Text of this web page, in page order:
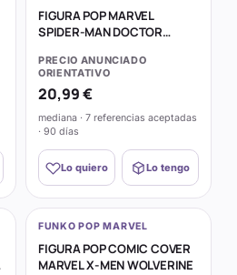
FIGURA POP MARVEL
SPIDER-MAN DOCTOR
PRECIO ANUNCIADO
ORIENTATIVO
20,99 €
mediana · 7 referencias aceptadas
· 90 días
Lo quiero Lo tengo
FUNKO POP MARVEL
FIGURA POP COMIC COVER
MARVEL X-MEN WOLVERINE